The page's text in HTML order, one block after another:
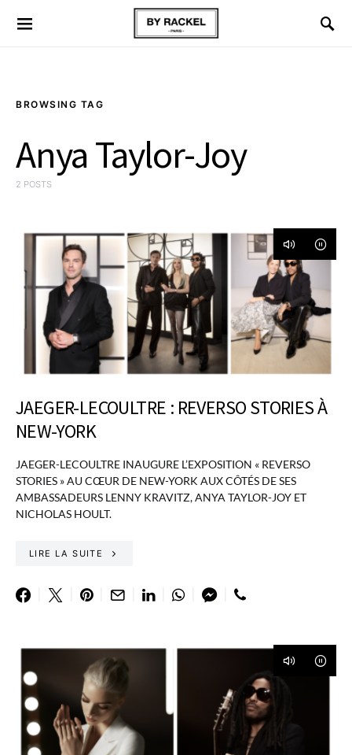
BROWSING TAG
Anya Taylor-Joy
2 POSTS
JAEGER-LECOULTRE : REVERSO STORIES À
NEW-YORK
JAEGER-LECOULTRE INAUGURE L’EXPOSITION « REVERSO
STORIES » AU CŒUR DE NEW-YORK AUX CÔTÉS DE SES
AMBASSADEURS LENNY KRAVITZ, ANYA TAYLOR-JOY ET
NICHOLAS HOULT.
LIRE LA SUITE